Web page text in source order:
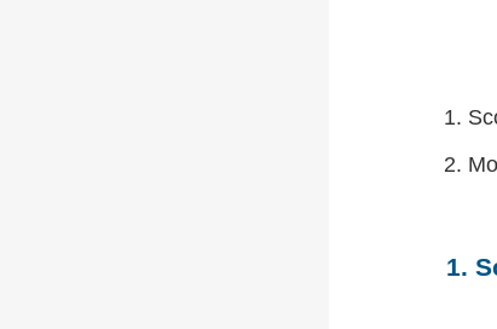
1.
2.
1.